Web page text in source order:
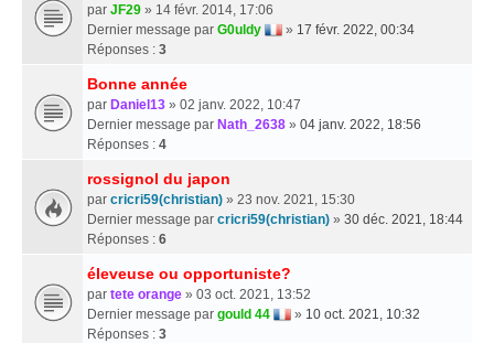
par JF29 » 14 févr. 2014, 17:06
Dernier message par G0uldy » 17 févr. 2022, 00:34
Réponses : 3
Bonne année
par Daniel13 » 02 janv. 2022, 10:47
Dernier message par Nath_2638 » 04 janv. 2022, 18:56
Réponses : 4
rossignol du japon
par cricri59(christian) » 23 nov. 2021, 15:30
Dernier message par cricri59(christian) » 30 déc. 2021, 18:44
Réponses : 6
éleveuse ou opportuniste?
par tete orange » 03 oct. 2021, 13:52
Dernier message par gould 44 » 10 oct. 2021, 10:32
Réponses : 3